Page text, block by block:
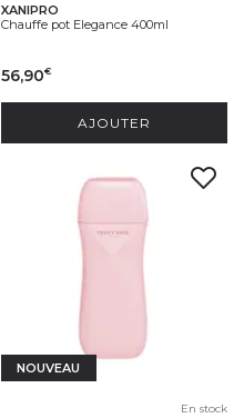
XANIPRO
Chauffe pot Elegance 400ml
56,90€
AJOUTER
NOUVEAU
En stock